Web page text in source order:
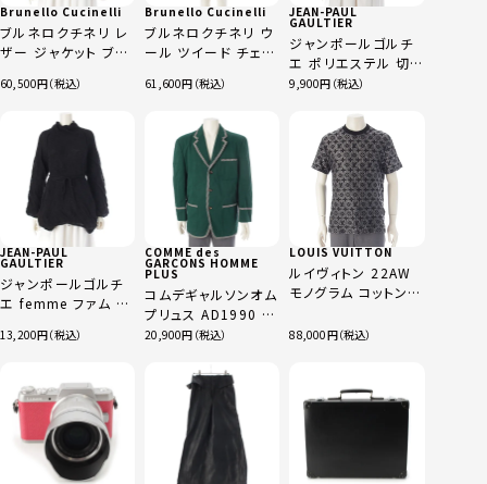
Brunello Cucinelli
ブルネロクチネリ レ
ザー ジャケット ブラ
60,500
Brunello Cucinelli
ブルネロクチネリ ウ
ール ツイード チェス
48
61,600
JEAN-PAUL
GAULTIER
ジャンポールゴルチ
エ ポリエステル 切
替 タートルネック ラ
プス スーパーロング
スリーブ ニット グリ
ーン M
9,900
JEAN-PAUL
GAULTIER
ジャンポールゴルチ
エ femme ファム ア
ト ニット プルオーバ
ュニック ブラック 40
13,200
COMME des
GARCONS HOMME
PLUS
コムデギャルソンオム
プリュス AD1990 ウ
ール テーラードジャ
グリーン M
20,900
LOUIS VUITTON
ルイヴィトン 22AW
モノグラム コットン
RM222 ブラック S
88,000